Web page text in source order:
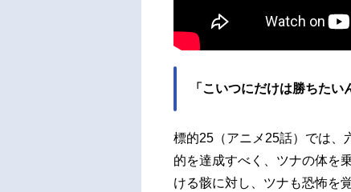
「こいつにだけは勝ちたい
標的25（アニメ25話）では、
的を達成すべく、ツナの体を
ける骸に対し、ツナも恐怖を